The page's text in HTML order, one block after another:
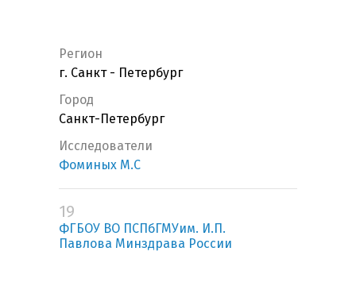
Регион
г. Санкт - Петербург
Город
Санкт-Петербург
Исследователи
Фоминых М.С
19
ФГБОУ ВО ПСПбГМУим. И.П.
Павлова Минздрава России